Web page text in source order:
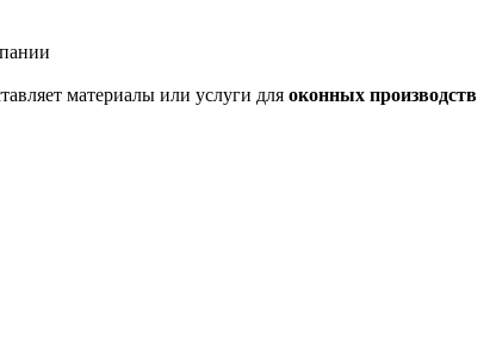
материалы или услуги для оконных производств